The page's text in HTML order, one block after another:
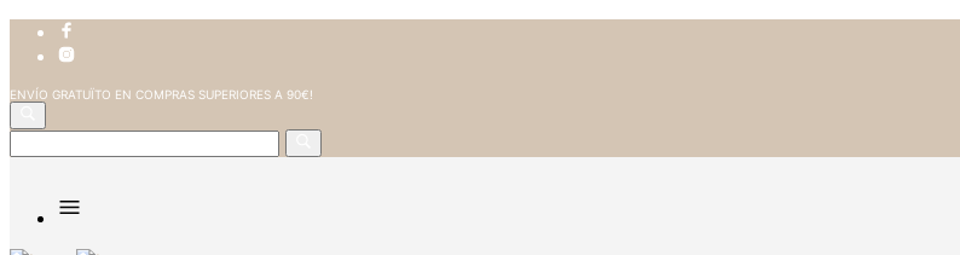
ENVÍO GRATUÏTO EN COMPRAS SUPERIORES A 90€!